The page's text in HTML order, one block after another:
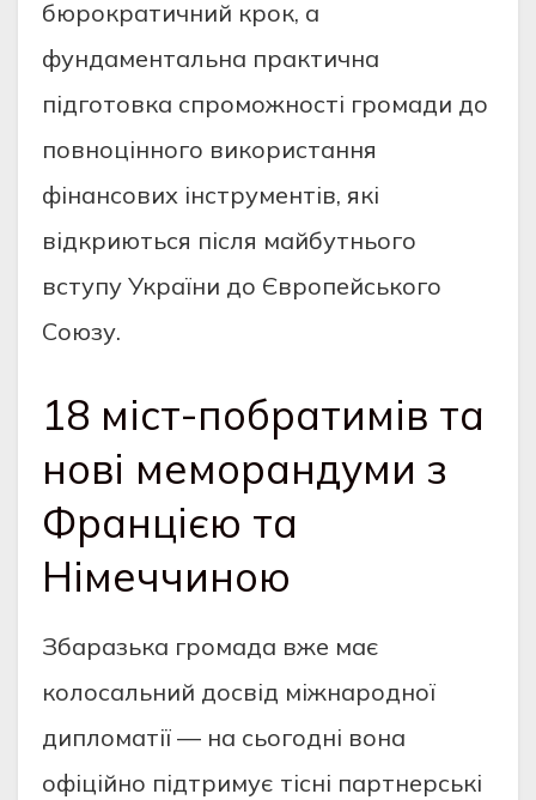
бюрократичний крок, а
фундаментальна практична
підготовка спроможності громади до
повноцінного використання
фінансових інструментів, які
відкриються після майбутнього
вступу України до Європейського
Союзу.
18 міст-побратимів та
нові меморандуми з
Францією та
Німеччиною
Збаразька громада вже має
колосальний досвід міжнародної
дипломатії — на сьогодні вона
офіційно підтримує тісні партнерські